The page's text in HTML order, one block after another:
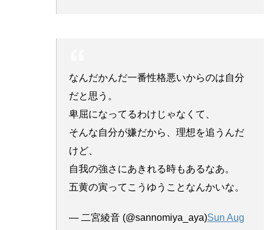
なんだかんだ一番性格悪いからのは自分
だと思う。
卑屈になってるわけじゃなくて、
そんな自分が嫌だから、理想を追うんだ
けど、
自我の強さにあきれる時もあるなあ。
五黄の寅ってこうゆうことなんかいな。
— 二宮綾音 (@sannomiya_aya)Sun Aug